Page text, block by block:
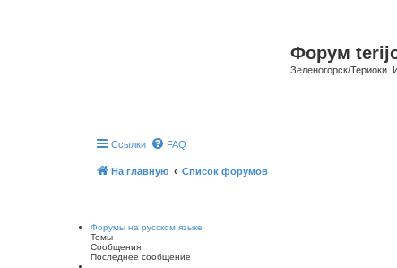
Форум
Зеленогорск/Териоки.
Ссылки FAQ
На главную Список форумов
Форумы на русском языке
Темы
Сообщения
Последнее сообщение